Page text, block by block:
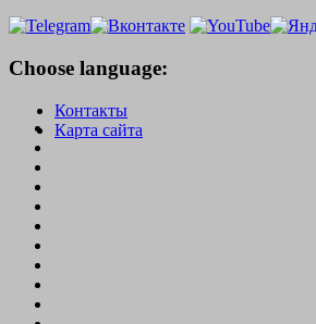
Choose language:
Контакты
Карта сайта